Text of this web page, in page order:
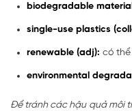
biodegradable
single-use plastics
renewable (adj): có
environmental
Để tránh các hậu quả môi